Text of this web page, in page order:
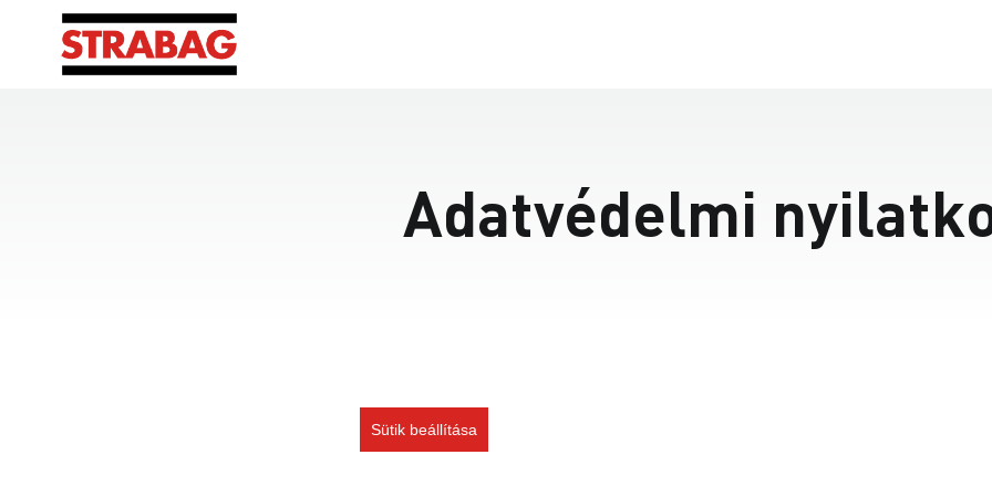
Adatvédelmi
Sütik beállítása